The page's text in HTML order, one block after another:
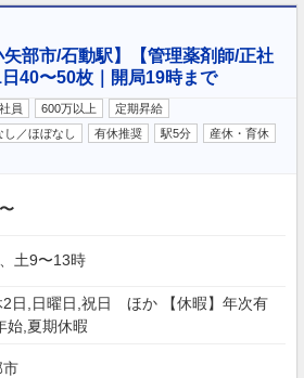
部市/石動駅】【管理薬剤師/正社
40〜50枚｜開局19時まで
員 600万以上
定期昇給
し／ほぼなし 有休推奨 駅5分 産休・育休
土9〜13時
2日,日曜日,祝日 ほか 【休暇】年次有
始,夏期休暇
市